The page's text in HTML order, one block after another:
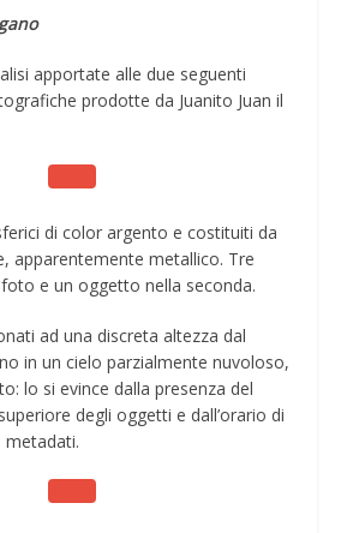
apportate alle due seguenti
prodotte da Juanito Juan il
di color argento e costituiti da
apparentemente metallico. Tre
e un oggetto nella seconda.
ad una discreta altezza dal
in un cielo parzialmente nuvoloso,
lo si evince dalla presenza del
degli oggetti e dall’orario di
metadati.